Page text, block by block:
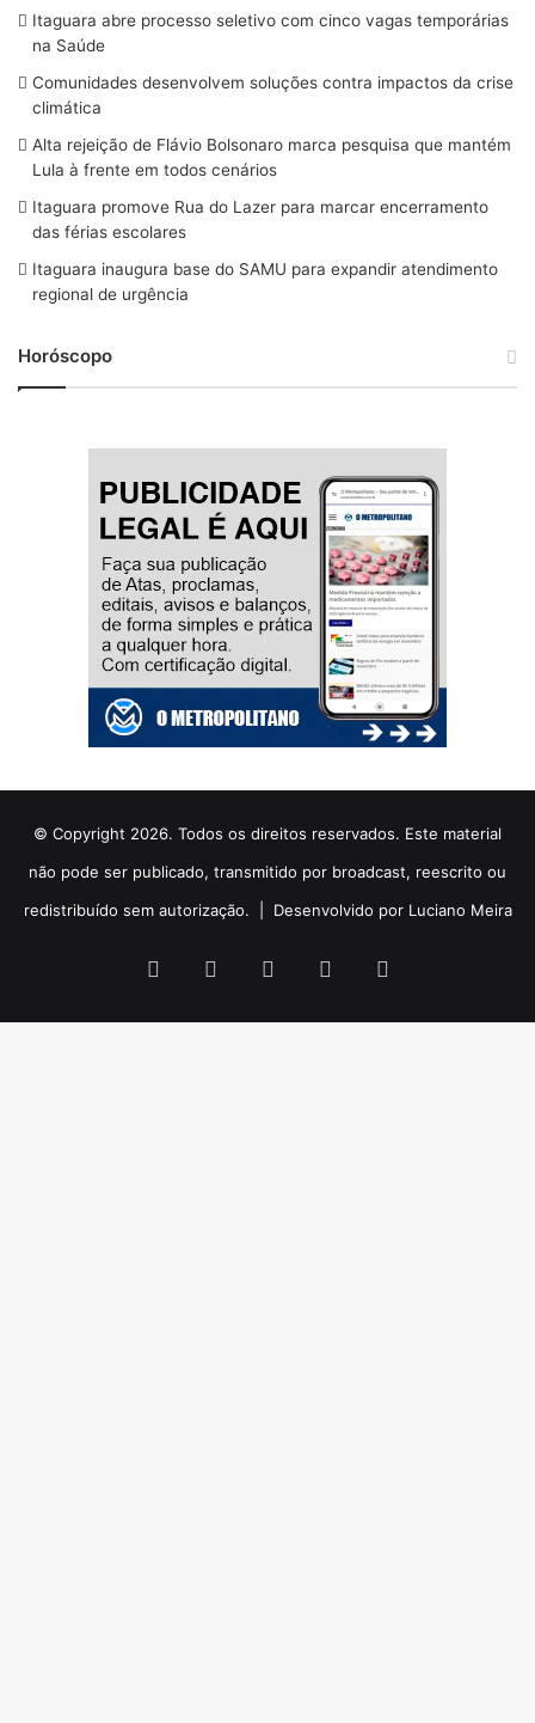
e
b
o
o
k
e
a
d
s
t
a
r
a
m
e
s
y
T
u
e
Itaguara abre processo seletivo com cinco vagas temporárias
na Saúde
Comunidades desenvolvem soluções contra impactos da crise
climática
Alta rejeição de Flávio Bolsonaro marca pesquisa que mantém
Lula à frente em todos cenários
Itaguara promove Rua do Lazer para marcar encerramento
das férias escolares
Itaguara inaugura base do SAMU para expandir atendimento
regional de urgência
Horóscopo
© Copyright 2026. Todos os direitos reservados. Este material
não pode ser publicado, transmitido por broadcast, reescrito ou
redistribuído sem autorização. | Desenvolvido por Luciano Meira
Facebook YouTubeInstagram